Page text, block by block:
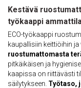
Kestävä
työkaappi
ECO-työkaappi
kaupallisiin keittiöihin ja
ruostumattomasta
pitkäikäisen ja
kaapissa on riittävästi
säilytykseen. Työtaso,